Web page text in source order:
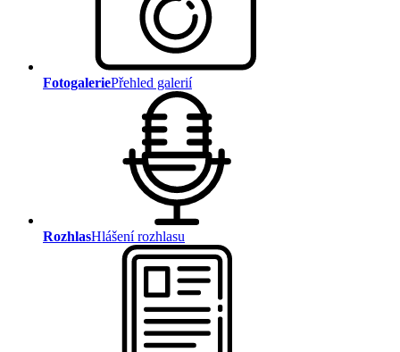
FotogaleriePřehled galerií
RozhlasHlášení rozhlasu